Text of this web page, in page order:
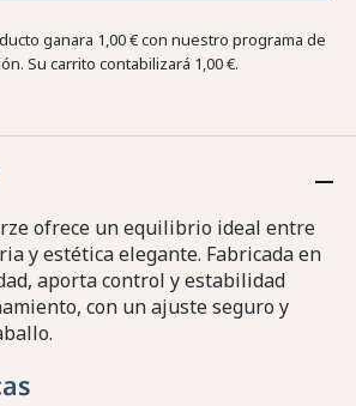
ganara 1,00 €con nuestro programa de
Su carrito contabilizará 1,00 €.
ofrece un equilibrio ideal entre
y estética elegante. Fabricada en
aporta control y estabilidad
con un ajuste seguro y